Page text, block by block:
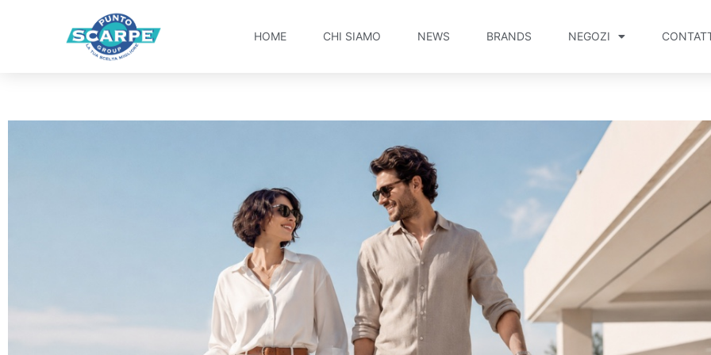
HOME CHI SIAMO NEWS BRANDS NEGOZI